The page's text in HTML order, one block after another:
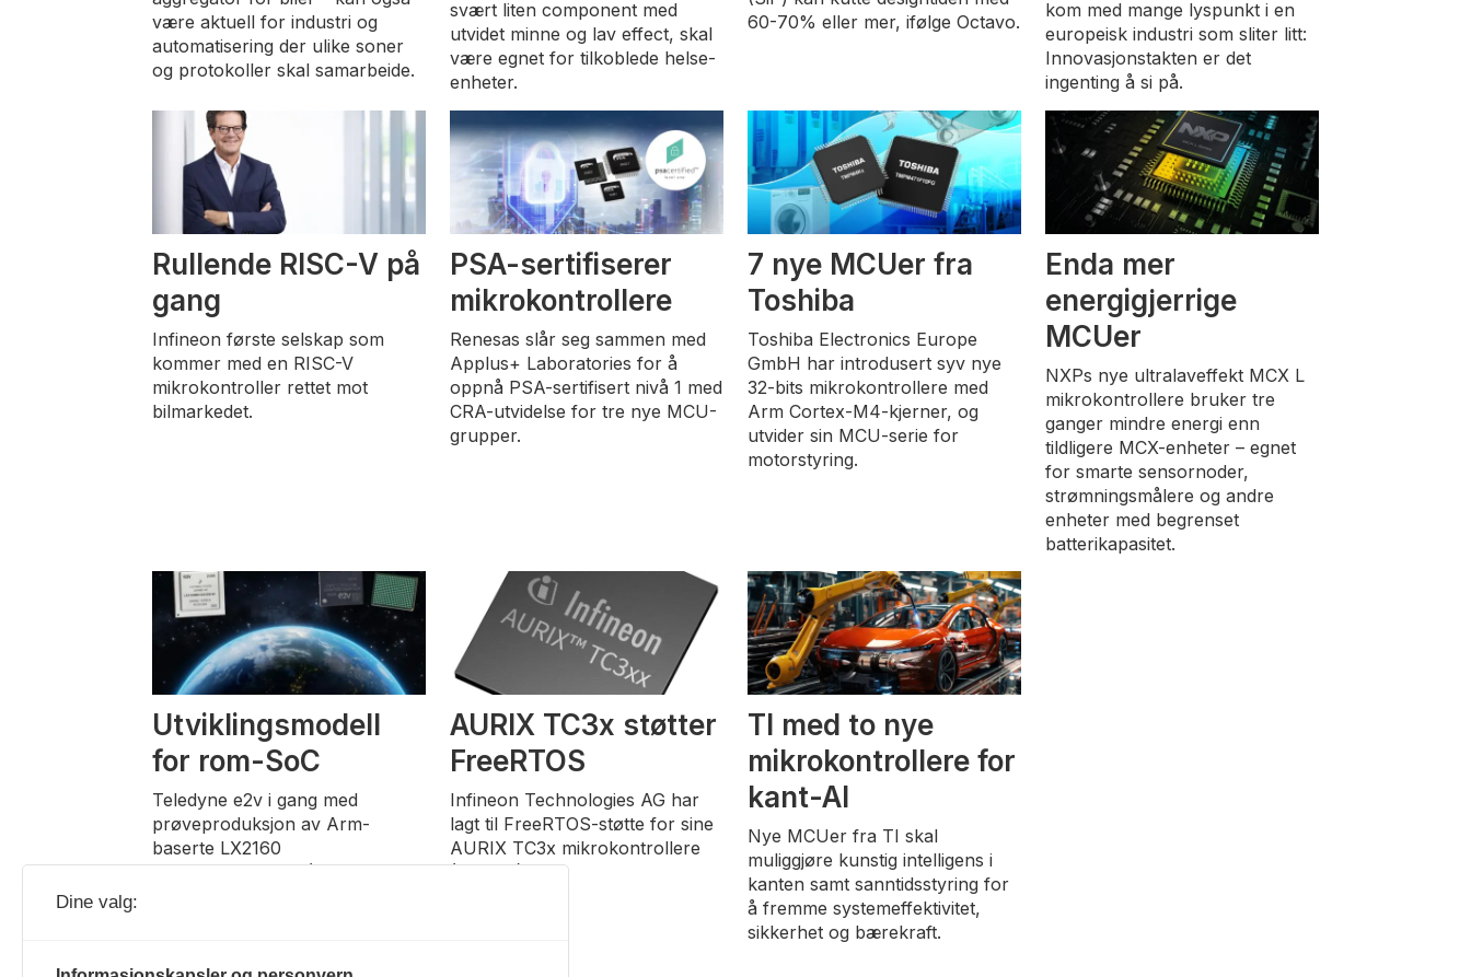
være aktuell for industri og
automatisering der ulike soner
og protokoller skal samarbeide.
svært liten component med
utvidet minne og lav effect, skal
være egnet for tilkoblede helse-
enheter.
60-70% eller mer, ifølge Octavo.
kom med mange lyspunkt i en
europeisk industri som sliter litt:
Innovasjonstakten er det
ingenting å si på.
Rullende RISC-V på
gang
Infineon første selskap som
kommer med en RISC-V
mikrokontroller rettet mot
bilmarkedet.
PSA-sertifiserer
mikrokontrollere
Renesas slår seg sammen med
Applus+ Laboratories for å
oppnå PSA-sertifisert nivå 1 med
CRA-utvidelse for tre nye MCU-
grupper.
7 nye MCUer fra
Toshiba
Toshiba Electronics Europe
GmbH har introdusert syv nye
32-bits mikrokontrollere med
Arm Cortex-M4-kjerner, og
utvider sin MCU-serie for
motorstyring.
Enda mer
energigjerrige
MCUer
NXPs nye ultralaveffekt MCX L
mikrokontrollere bruker tre
ganger mindre energi enn
tildligere MCX-enheter – egnet
for smarte sensornoder,
strømningsmålere og andre
enheter med begrenset
batterikapasitet.
Utviklingsmodell
for rom-SoC
Teledyne e2v i gang med
prøveproduksjon av Arm-
baserte LX2160
utviklingsmodeller (EM) for
AURIX TC3x støtter
FreeRTOS
Infineon Technologies AG har
lagt til FreeRTOS-støtte for sine
AURIX TC3x mikrokontrollere
(MCUer).
TI med to nye
mikrokontrollere for
kant-AI
Nye MCUer fra TI skal
muliggjøre kunstig intelligens i
kanten samt sanntidsstyring for
å fremme systemeffektivitet,
sikkerhet og bærekraft.
Dine valg: